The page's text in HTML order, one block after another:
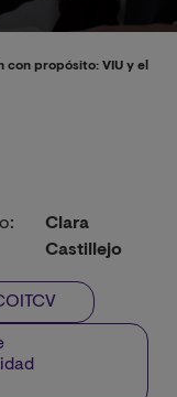
con propósito: VIU y el
Clara
Castillejo